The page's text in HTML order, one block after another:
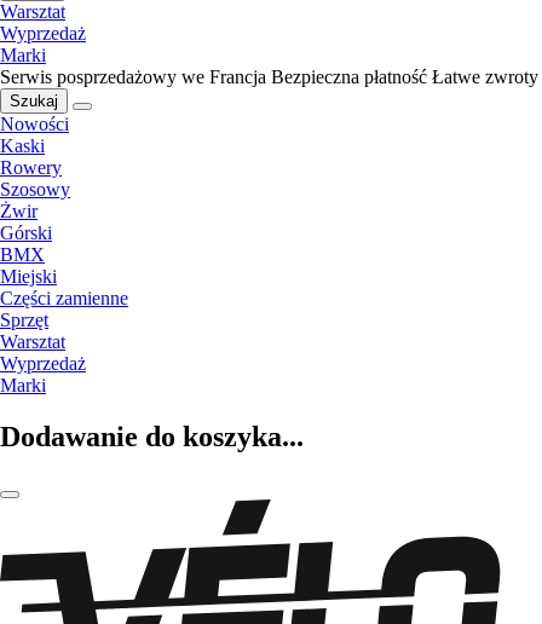
Warsztat
Wyprzedaż
Marki
Serwis posprzedażowy we Francja Bezpieczna płatność Łatwe zwroty
Szukaj
Nowości
Kaski
Rowery
Szosowy
Żwir
Górski
BMX
Miejski
Części zamienne
Sprzęt
Warsztat
Wyprzedaż
Marki
Dodawanie do koszyka...